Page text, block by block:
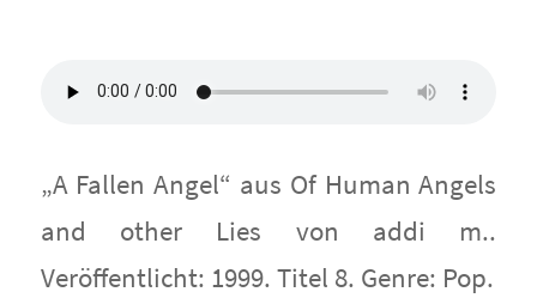
„A Fallen Angel“ aus Of Human Angels
and other Lies von addi m..
Veröffentlicht: 1999. Titel 8. Genre: Pop.